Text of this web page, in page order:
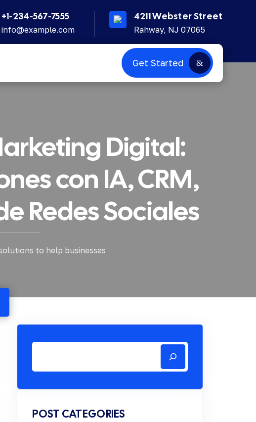
+1-234-567-7555
info@example.com
4211 Webster Street
Rahway, NJ 07065
Get Started
Digital:
con IA, CRM,
Redes Sociales
to help businesses
POST CATEGORIES